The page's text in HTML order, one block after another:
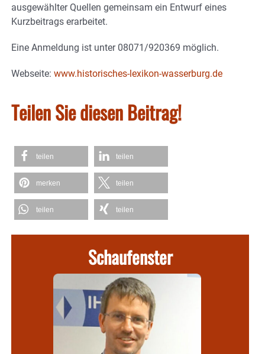
ausgewählter Quellen gemeinsam ein Entwurf eines
Kurzbeitrags erarbeitet.
Eine Anmeldung ist unter 08071/920369 möglich.
Webseite: www.historisches-lexikon-wasserburg.de
Teilen Sie diesen Beitrag!
teilen teilen
merken teilen
teilen teilen
Schaufenster